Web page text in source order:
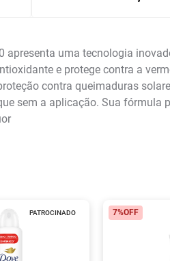
apresenta uma tecnologia
e protege contra a
contra queimaduras
sem a aplicação. Sua
PATROCINADO 7%OFF